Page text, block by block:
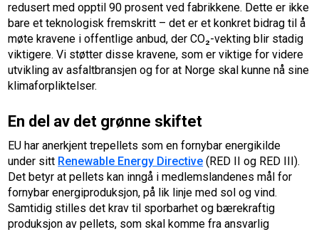
redusert med opptil 90 prosent ved fabrikkene. Dette er ikke
bare et teknologisk fremskritt – det er et konkret bidrag til å
møte kravene i offentlige anbud, der CO₂-vekting blir stadig
viktigere. Vi støtter disse kravene, som er viktige for videre
utvikling av asfaltbransjen og for at Norge skal kunne nå sine
klimaforpliktelser.
En del av det grønne skiftet
EU har anerkjent trepellets som en fornybar energikilde
under sitt Renewable Energy Directive (RED II og RED III).
Det betyr at pellets kan inngå i medlemslandenes mål for
fornybar energiproduksjon, på lik linje med sol og vind.
Samtidig stilles det krav til sporbarhet og bærekraftig
produksjon av pellets, som skal komme fra ansvarlig